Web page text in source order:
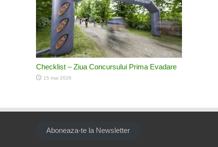
Checklist – Ziua Concursului Prima Evadare
15 mai 2026
Aboneaza-te la Newsletter